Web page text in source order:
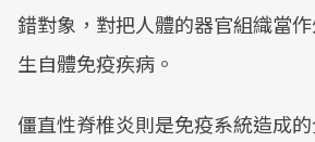
錯對象，對把人體的器官組織當
生自體免疫疾病。
僵直性脊椎炎則是免疫系統造成